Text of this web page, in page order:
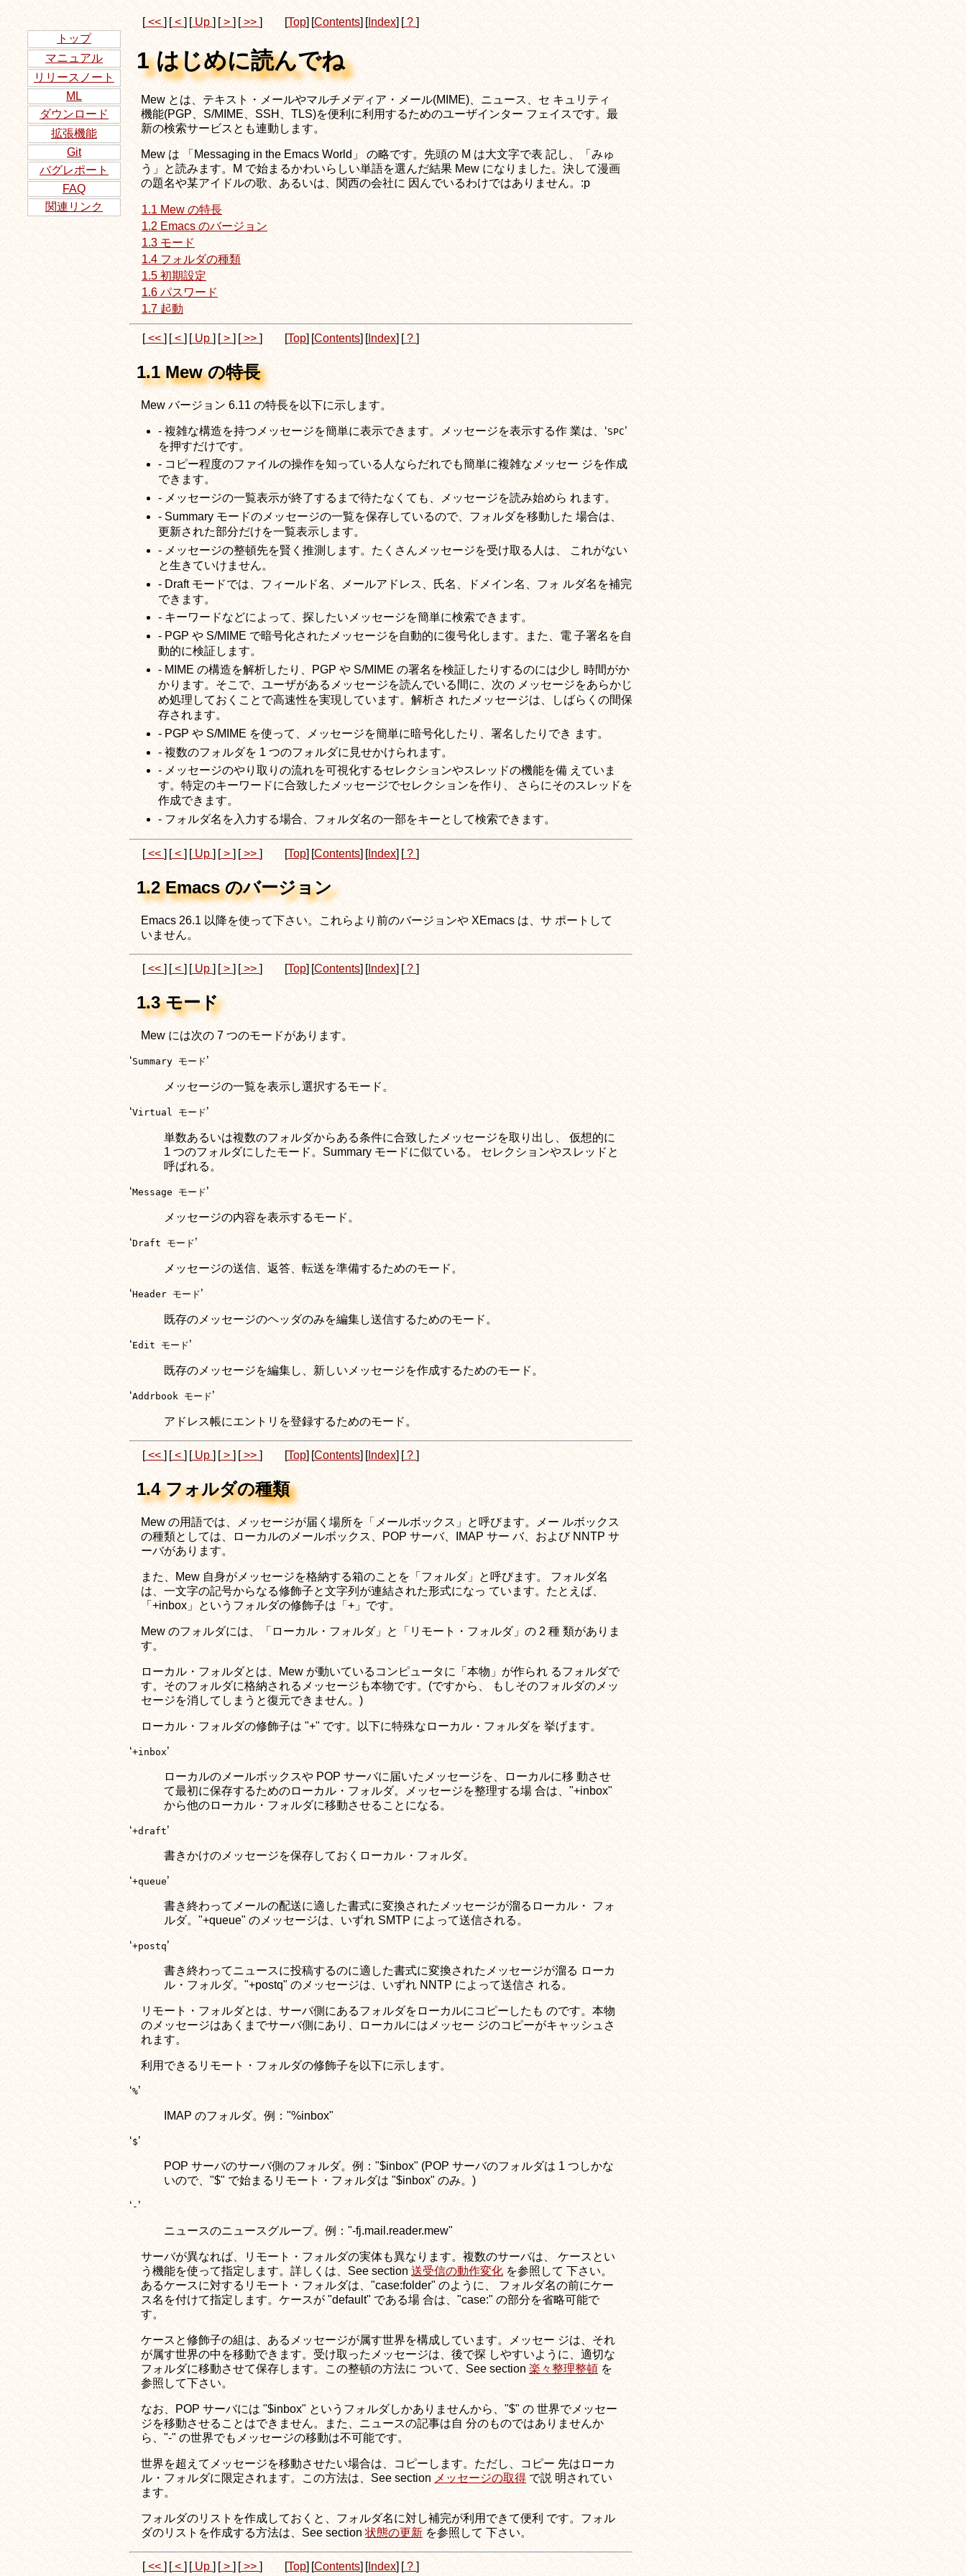
トップ
マニュアル
リリースノート
ML
ダウンロード
拡張機能
Git
バグレポート
FAQ
関連リンク
[ << ] [ < ] [ Up ] [ > ] [ >> ] [Top] [Contents] [ Index] [ ? ]
1 はじめに読んでね
Mew とは、テキスト・メールやマルチメディア・メール(MIME)、ニュース、セ キュリティ
機能(PGP、S/MIME、SSH、TLS)を便利に利用するためのユーザインター フェイスです。最
新の検索サービスとも連動します。
Mew は 「Messaging in the Emacs World」 の略です。先頭の M は大文字で表 記し、「みゅ
う」と読みます。M で始まるかわいらしい単語を選んだ結果 Mew になりました。決して漫画
の題名や某アイドルの歌、あるいは、関西の会社に 因んでいるわけではありません。:p
1.1 Mew の特長
1.2 Emacs のバージョン
1.3 モード
1.4 フォルダの種類
1.5 初期設定
1.6 パスワード
1.7 起動
[ << ] [ < ][ Up ] [ > ] [ >> ] [Top] [Contents] [ Index] [ ? ]
1.1 Mew の特長
Mew バージョン 6.11 の特長を以下に示します。
- 複雑な構造を持つメッセージを簡単に表示できます。メッセージを表示する作 業は、‘SPC’
を押すだけです。
- コピー程度のファイルの操作を知っている人ならだれでも簡単に複雑なメッセー ジを作成
できます。
- メッセージの一覧表示が終了するまで待たなくても、メッセージを読み始めら れます。
- Summary モードのメッセージの一覧を保存しているので、フォルダを移動した 場合は、
更新された部分だけを一覧表示します。
- メッセージの整頓先を賢く推測します。たくさんメッセージを受け取る人は、 これがない
と生きていけません。
- Draft モードでは、フィールド名、メールアドレス、氏名、ドメイン名、フォ ルダ名を補完
できます。
- キーワードなどによって、探したいメッセージを簡単に検索できます。
- PGP や S/MIME で暗号化されたメッセージを自動的に復号化します。また、電 子署名を自
動的に検証します。
- MIME の構造を解析したり、PGP や S/MIME の署名を検証したりするのには少し 時間がか
かります。そこで、ユーザがあるメッセージを読んでいる間に、次の メッセージをあらかじ
め処理しておくことで高速性を実現しています。解析さ れたメッセージは、しばらくの間保
存されます。
- PGP や S/MIME を使って、メッセージを簡単に暗号化したり、署名したりでき ます。
- 複数のフォルダを 1 つのフォルダに見せかけられます。
- メッセージのやり取りの流れを可視化するセレクションやスレッドの機能を備 えていま
す。特定のキーワードに合致したメッセージでセレクションを作り、 さらにそのスレッドを
作成できます。
- フォルダ名を入力する場合、フォルダ名の一部をキーとして検索できます。
[ << ] [ < ] [ Up ] [ > ] [ >> ] [Top] [Contents] [ Index] [ ? ]
1.2 Emacs のバージョン
Emacs 26.1 以降を使って下さい。これらより前のバージョンや XEmacs は、サ ポートして
いません。
[ << ] [ < ] [ Up ] [ > ] [ >> ] [Top] [Contents] [ Index] [ ? ]
1.3 モード
Mew には次の 7 つのモードがあります。
‘Summary モード’
メッセージの一覧を表示し選択するモード。
‘Virtual モード’
単数あるいは複数のフォルダからある条件に合致したメッセージを取り出し、 仮想的に
1 つのフォルダにしたモード。Summary モードに似ている。 セレクションやスレッドと
呼ばれる。
‘Message モード’
メッセージの内容を表示するモード。
‘Draft モード’
メッセージの送信、返答、転送を準備するためのモード。
‘Header モード’
既存のメッセージのヘッダのみを編集し送信するためのモード。
‘Edit モード’
既存のメッセージを編集し、新しいメッセージを作成するためのモード。
‘Addrbook モード’
アドレス帳にエントリを登録するためのモード。
[ << ] [ < ] [ Up ] [ > ] [ >> ] [Top] [Contents] [ Index] [ ? ]
1.4 フォルダの種類
Mew の用語では、メッセージが届く場所を「メールボックス」と呼びます。メー ルボックス
の種類としては、ローカルのメールボックス、POP サーバ、IMAP サー バ、および NNTP サ
ーバがあります。
また、Mew 自身がメッセージを格納する箱のことを「フォルダ」と呼びます。 フォルダ名
は、一文字の記号からなる修飾子と文字列が連結された形式になっ ています。たとえば、
「+inbox」というフォルダの修飾子は「+」です。
Mew のフォルダには、「ローカル・フォルダ」と「リモート・フォルダ」の 2 種 類がありま
す。
ローカル・フォルダとは、Mew が動いているコンピュータに「本物」が作られ るフォルダで
す。そのフォルダに格納されるメッセージも本物です。(ですから、 もしそのフォルダのメッ
セージを消してしまうと復元できません。)
ローカル・フォルダの修飾子は "+" です。以下に特殊なローカル・フォルダを 挙げます。
‘+inbox’
ローカルのメールボックスや POP サーバに届いたメッセージを、ローカルに移 動させ
て最初に保存するためのローカル・フォルダ。メッセージを整理する場 合は、"+inbox"
から他のローカル・フォルダに移動させることになる。
‘+draft’
書きかけのメッセージを保存しておくローカル・フォルダ。
‘+queue’
書き終わってメールの配送に適した書式に変換されたメッセージが溜るローカル・ フォ
ルダ。"+queue" のメッセージは、いずれ SMTP によって送信される。
‘+postq’
書き終わってニュースに投稿するのに適した書式に変換されたメッセージが溜る ローカ
ル・フォルダ。"+postq" のメッセージは、いずれ NNTP によって送信さ れる。
リモート・フォルダとは、サーバ側にあるフォルダをローカルにコピーしたも のです。本物
のメッセージはあくまでサーバ側にあり、ローカルにはメッセー ジのコピーがキャッシュさ
れます。
利用できるリモート・フォルダの修飾子を以下に示します。
‘%’
IMAP のフォルダ。例："%inbox"
‘$’
POP サーバのサーバ側のフォルダ。例："$inbox" (POP サーバのフォルダは 1 つしかな
いので、"$" で始まるリモート・フォルダは "$inbox" のみ。)
‘-’
ニュースのニュースグループ。例："-fj.mail.reader.mew"
サーバが異なれば、リモート・フォルダの実体も異なります。複数のサーバは、 ケースとい
う機能を使って指定します。詳しくは、See section送受信の動作変化を参照して 下さい。
あるケースに対するリモート・フォルダは、"case:folder" のように、 フォルダ名の前にケー
ス名を付けて指定します。ケースが "default" である場 合は、"case:" の部分を省略可能で
す。
ケースと修飾子の組は、あるメッセージが属す世界を構成しています。メッセー ジは、それ
が属す世界の中を移動できます。受け取ったメッセージは、後で探 しやすいように、適切な
フォルダに移動させて保存します。この整頓の方法に ついて、See section楽々整理整頓を
参照して下さい。
なお、POP サーバには "$inbox" というフォルダしかありませんから、"$" の 世界でメッセー
ジを移動させることはできません。また、ニュースの記事は自 分のものではありませんか
ら、"-" の世界でもメッセージの移動は不可能です。
世界を超えてメッセージを移動させたい場合は、コピーします。ただし、コピー 先はローカ
ル・フォルダに限定されます。この方法は、See section メッセージの取得で説 明されてい
ます。
フォルダのリストを作成しておくと、フォルダ名に対し補完が利用できて便利 です。フォル
ダのリストを作成する方法は、See section状態の更新を参照して 下さい。
[ << ] [ < ][ Up ] [ > ] [ >> ] [Top] [Contents][ Index] [ ? ]